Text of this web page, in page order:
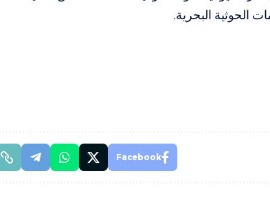
الحوثية البحرية.
Facebook